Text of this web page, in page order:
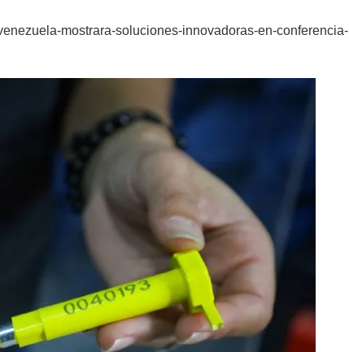
mostrara-soluciones-innovadoras-en-conferencia-